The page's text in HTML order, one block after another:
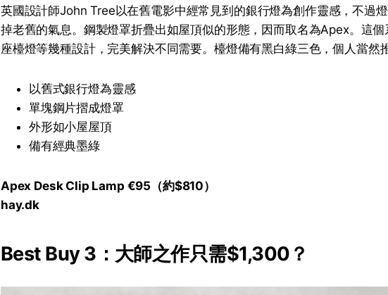
英國設計師John Tree以在舊電影中經常見到的銀行燈為創作靈感，不過
掉老舊的氣息。鋼製燈罩折疊出如屋頂似的形態，因而取名為Apex。這個
座檯燈等幾種設計，完美解決不同需要。檯燈備有黑白綠三色，個人當然
以舊式銀行燈為靈感
單塊鋼片摺成燈罩
外形如小屋屋頂
備有經典墨綠
Apex Desk Clip Lamp €95（約$810）
hay.dk
Best Buy 3：大師之作只需$1,300？